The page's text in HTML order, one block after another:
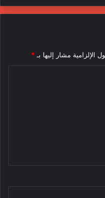
الإلزامية مشار إليها بـ *